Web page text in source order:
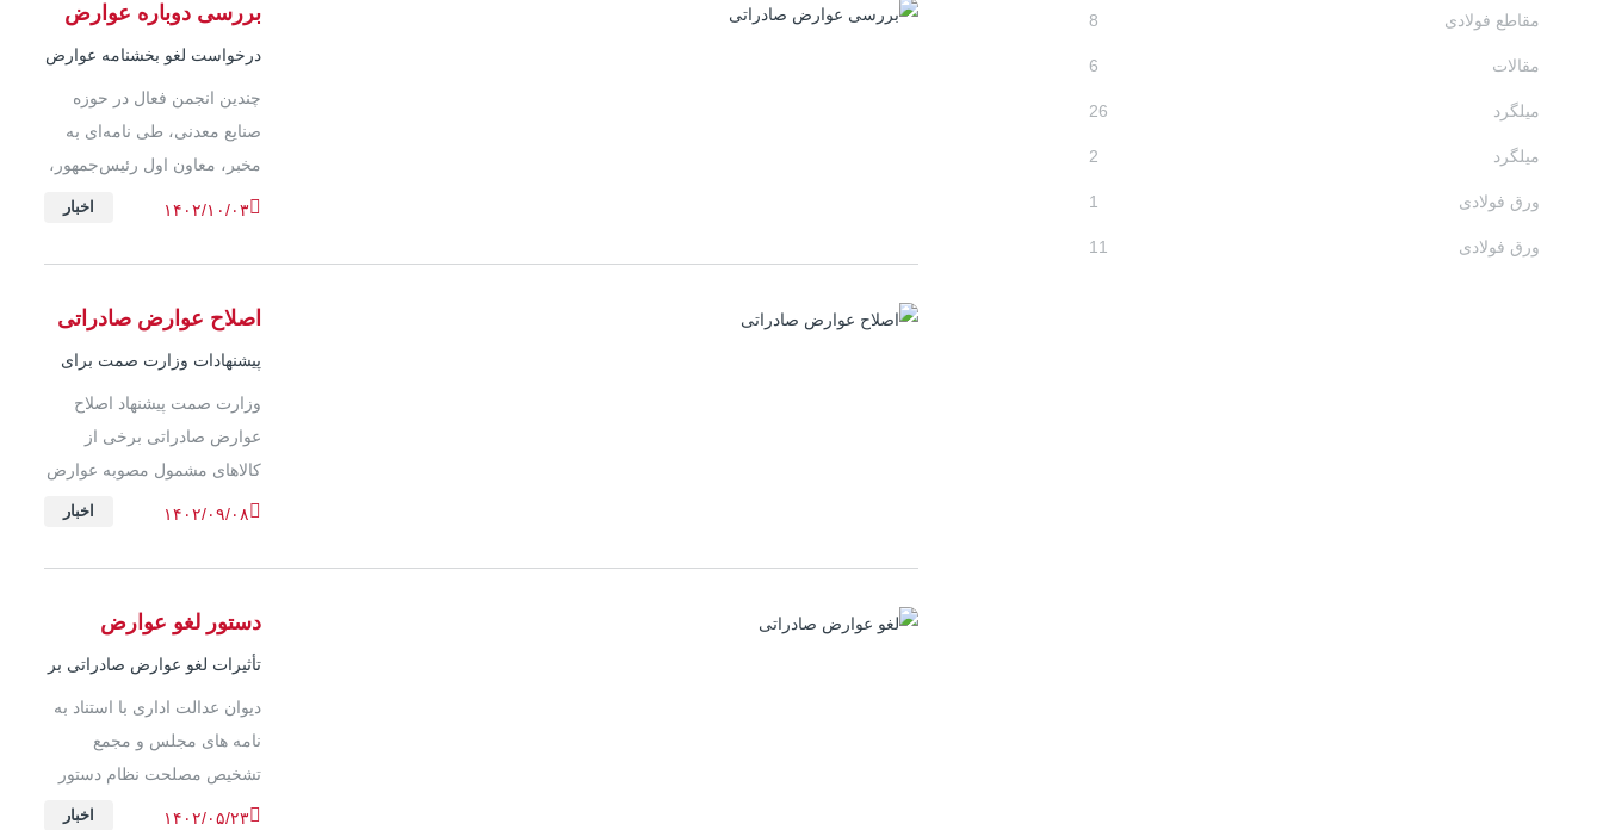
بررسی دوباره عوارض
صادراتی
درخواست لغو بخشنامه عوارض
صادراتی
چندین انجمن فعال در حوزه
صنایع معدنی، طی نامه‌ای به
مخبر، معاون اول رئیس‌جمهور،
درخواست لغو یا اصلاح
همچنین خواستار برر...
۱۴۰۲/۱۰/۰۳ اخبار
اصلاح عوارض صادراتی
پیشنهادات وزارت صمت برای
بهبود وضعیت صادرات
وزارت صمت پیشنهاد اصلاح
عوارض صادراتی برخی از
کالاهای مشمول مصوبه عوارض
صادراتی مواد خام و نیمه‌خام را
۱۴۰۲/۰۹/۰۸ اخبار
دستور لغو عوارض
صادراتی
تأثیرات لغو عوارض صادراتی بر
رقابت‌پذیری و اقتصاد کشور
دیوان عدالت اداری با استناد به
نامه های مجلس و مجمع
تشخیص مصلحت نظام دستور
توقف اخذ عوارض بیش از نیم
۱۴۰۲/۰۵/۲۳ اخبار
مقاطع فولادی 8
مقالات 6
میلگرد 26
میلگرد 2
ورق فولادی 1
ورق فولادی 11